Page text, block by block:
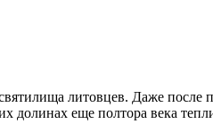
литовцев. Даже после
долинах еще полтора века